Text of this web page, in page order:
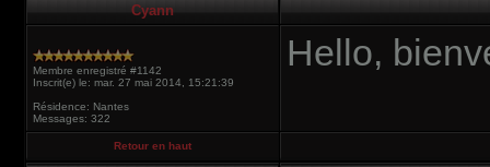
Cyann
Membre enregistré #1142
Inscrit(e) le: mar. 27 mai 2014, 15:21:39
Résidence: Nantes
Messages: 322
Hello,
Retour en haut